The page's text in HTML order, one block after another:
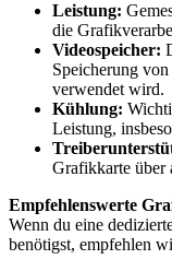
Leistung:
die
Videospeicher:
Speicherung
verwendet wird.
Kühlung:
Leistung,
Grafikkarte über
Empfehlenswerte
Wenn du eine
benötigst, empfehlen